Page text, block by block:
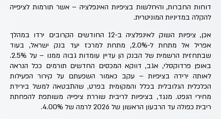
דוחות החברות, והיחלשות בציפיות האינפלציה – אשר תורמות לציפייה
להקלה במדיניות המוניטרית.
אכן, ציפיות השוק לאינפלציה ב-12 החודשים הקרובים ירדו במהלך
אפריל אל מתחת ל-2.0%, מתחת למרכז יעד בנק ישראל, בעוד
שבתחזית הרשמית של הבנק הן עדיין עומדות גבוה ממנו – על 2.5%.
באופן פרדוקסלי, אגב, דווקא המכסים החדשים תורמים ככל הנראה
לאותה ירידה בציפיות – עקב כאמור השפעתם על קירור הפעילות
הכלכלית הגלובלית בכלל והמקומית בפרט, שהתבטאה למשל בירידת
מחירי הנפט. מנגד, בציפיות לריבית שוררת ציפייה משותפת להפחתת
ריבית כפולה עד הרבעון הראשון של 2026 לרמה של 4.00%.